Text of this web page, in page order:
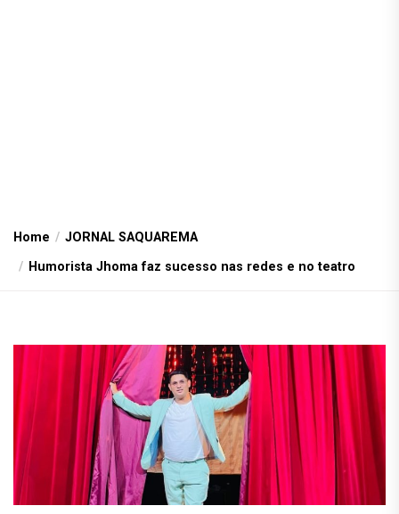
Home
JORNAL SAQUAREMA
Humorista Jhoma faz sucesso nas redes e no teatro